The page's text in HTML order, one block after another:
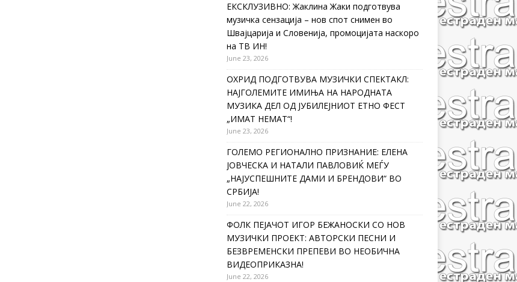
ЕКСКЛУЗИВНО: Жаклина Жаки подготвува
музичка сензација – нов спот снимен во
Швајцарија и Словенија, промоцијата наскоро
на ТВ ИН!
June 23, 2026
ОХРИД ПОДГОТВУВА МУЗИЧКИ СПЕКТАКЛ:
НАЈГОЛЕМИТЕ ИМИЊА НА НАРОДНАТА
МУЗИКА ДЕЛ ОД ЈУБИЛЕЈНИОТ ЕТНО ФЕСТ
„ИМАТ НЕМАТ“!
June 23, 2026
ГОЛЕМО РЕГИОНАЛНО ПРИЗНАНИЕ: ЕЛЕНА
ЈОВЧЕСКА И НАТАЛИ ПАВЛОВИЌ МЕЃУ
„НАЈУСПЕШНИТЕ ДАМИ И БРЕНДОВИ“ ВО
СРБИЈА!
June 22, 2026
ФОЛК ПЕЈАЧОТ ИГОР БЕЖАНОСКИ СО НОВ
МУЗИЧКИ ПРОЕКТ: АВТОРСКИ ПЕСНИ И
БЕЗВРЕМЕНСКИ ПРЕПЕВИ ВО НЕОБИЧНА
ВИДЕОПРИКАЗНА!
June 22, 2026